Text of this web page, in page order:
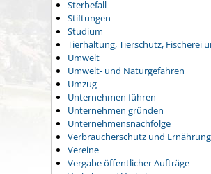
Sterbefall
Stiftungen
Studium
Tierhaltung, Tierschutz, Fischerei
Umwelt
Umwelt- und Naturgefahren
Umzug
Unternehmen führen
Unternehmen gründen
Unternehmensnachfolge
Verbraucherschutz und Ernährung
Vereine
Vergabe öffentlicher Aufträge